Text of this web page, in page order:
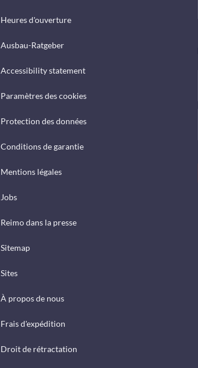
Heures d'ouverture
Ausbau-Ratgeber
Accessibility statement
Paramètres des cookies
Protection des données
Conditions de garantie
Mentions légales
Jobs
Reimo dans la presse
Sitemap
Sites
À propos de nous
Frais d'expédition
Droit de rétractation